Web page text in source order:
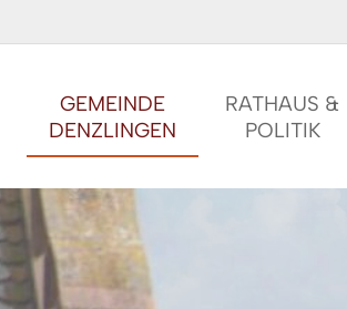
GEMEINDE
DENZLINGEN
RATHAUS &
POLITIK